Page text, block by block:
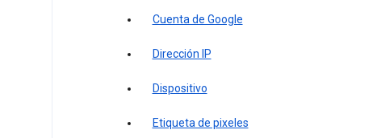
Cuenta de Google
Dirección IP
Dispositivo
Etiqueta de pixeles